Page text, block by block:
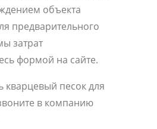
объекта
предварительного
затрат
формой на сайте.
кварцевый песок для
в компанию